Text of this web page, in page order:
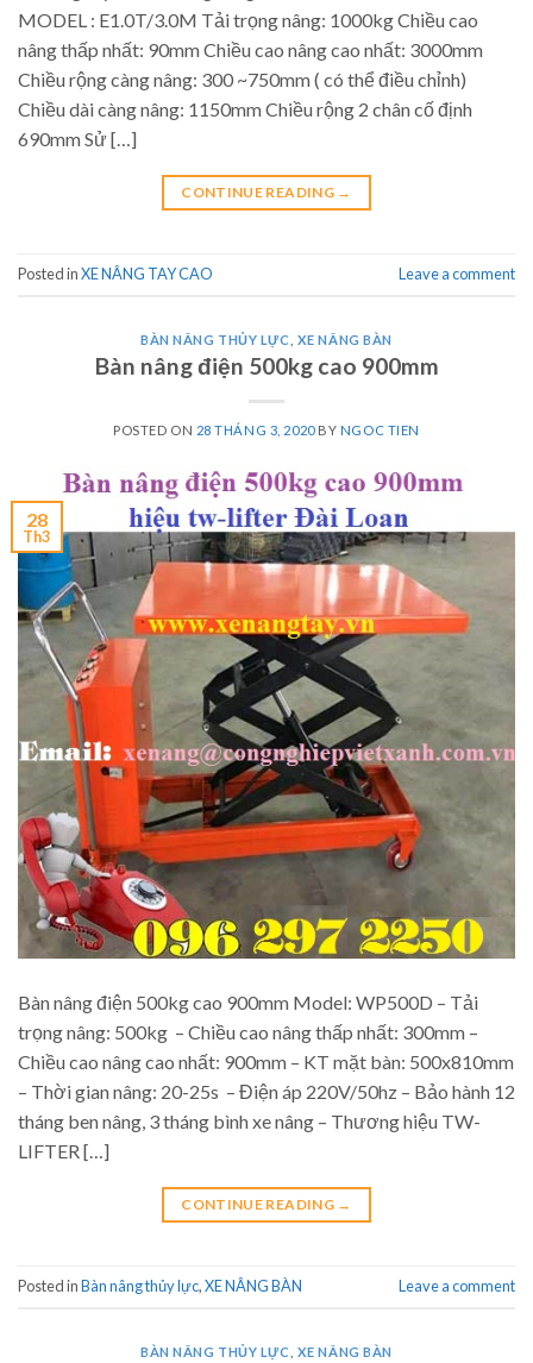
MODEL : E1.0T/3.0M Tải trọng nâng: 1000kg Chiều cao
nâng thấp nhất: 90mm Chiều cao nâng cao nhất: 3000mm
Chiều rộng càng nâng: 300 ~750mm ( có thể điều chỉnh)
Chiều dài càng nâng: 1150mm Chiều rộng 2 chân cố định
690mm Sử […]
CONTINUE READING →
Posted inXE NÂNG TAY CAO Leave a comment
BÀN NÂNG THỦY LỰC XE NÂNG BÀN
Bàn nâng điện 500kg cao 900mm
POSTED ON 28 THÁNG 3, 2020BY NGOC TIEN
28
Th3
Bàn nâng điện 500kg cao 900mm Model: WP500D – Tải
trọng nâng: 500kg – Chiều cao nâng thấp nhất: 300mm –
Chiều cao nâng cao nhất: 900mm – KT mặt bàn: 500x810mm
– Thời gian nâng: 20-25s – Điện áp 220V/50hz – Bảo hành 12
tháng ben nâng, 3 tháng bình xe nâng – Thương hiệu TW-
LIFTER […]
CONTINUE READING →
Posted inBàn nâng thủy lực,XE NÂNG BÀN Leave a comment
BÀN NÂNG THỦY LỰC XE NÂNG BÀN